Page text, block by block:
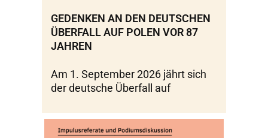
GEDENKEN AN DEN DEUTSCHEN
ÜBERFALL AUF POLEN VOR 87
JAHREN
Am 1. September 2026 jährt sich
der deutsche Überfall auf